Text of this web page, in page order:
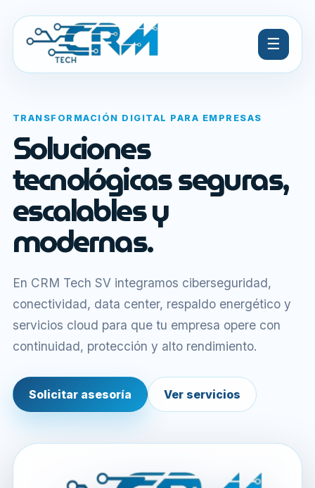
☰
TRANSFORMACIÓN DIGITAL PARA EMPRESAS
Soluciones
tecnológicas seguras,
escalables y
modernas.
En CRM Tech SV integramos ciberseguridad,
conectividad, data center, respaldo energético y
servicios cloud para que tu empresa opere con
continuidad, protección y alto rendimiento.
Solicitar asesoría Ver servicios